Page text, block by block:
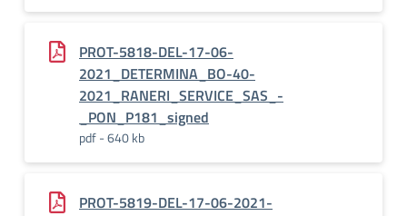
PROT-5818-DEL-17-06-
2021_DETERMINA_BO-40-
2021_RANERI_SERVICE_SAS_-
_PON_P181_signed
pdf - 640 kb
PROT-5819-DEL-17-06-2021-